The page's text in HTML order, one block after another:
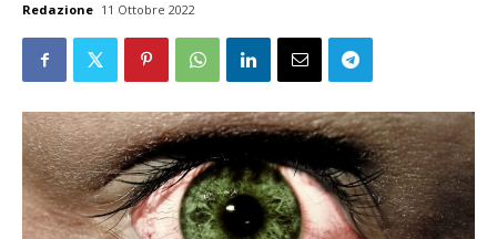
Redazione 11 Ottobre 2022